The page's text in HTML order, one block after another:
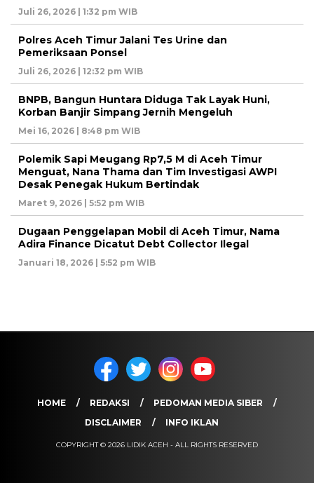
Juli 26, 2026 | 1:32 pm WIB
Polres Aceh Timur Jalani Tes Urine dan
Pemeriksaan Ponsel
Juli 26, 2026 | 12:32 pm WIB
BNPB, Bangun Huntara Diduga Tak Layak Huni,
Korban Banjir Simpang Jernih Mengeluh
Mei 16, 2026 | 8:48 pm WIB
Polemik Sapi Meugang Rp7,5 M di Aceh Timur
Menguat, Nana Thama dan Tim Investigasi AWPI
Desak Penegak Hukum Bertindak
Maret 9, 2026 | 5:52 pm WIB
Dugaan Penggelapan Mobil di Aceh Timur, Nama
Adira Finance Dicatut Debt Collector Ilegal
Januari 18, 2026 | 5:52 pm WIB
HOME REDAKSI
PEDOMAN MEDIA SIBER
DISCLAIMER
INFO IKLAN
COPYRIGHT © 2026 LIDIK ACEH - ALL RIGHTS RESERVED